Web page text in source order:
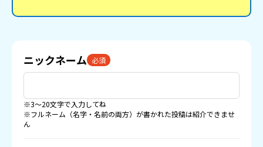
いい?」 「いいですよ!」 「誕生日はいつ?」 「7/30
変らずだね。オレンジちゃん☆」
ニックネーム 必須
※3〜20文字で入力してね
※フルネーム（名字・名前の両方）が書かれた投稿は紹介できませ
ん